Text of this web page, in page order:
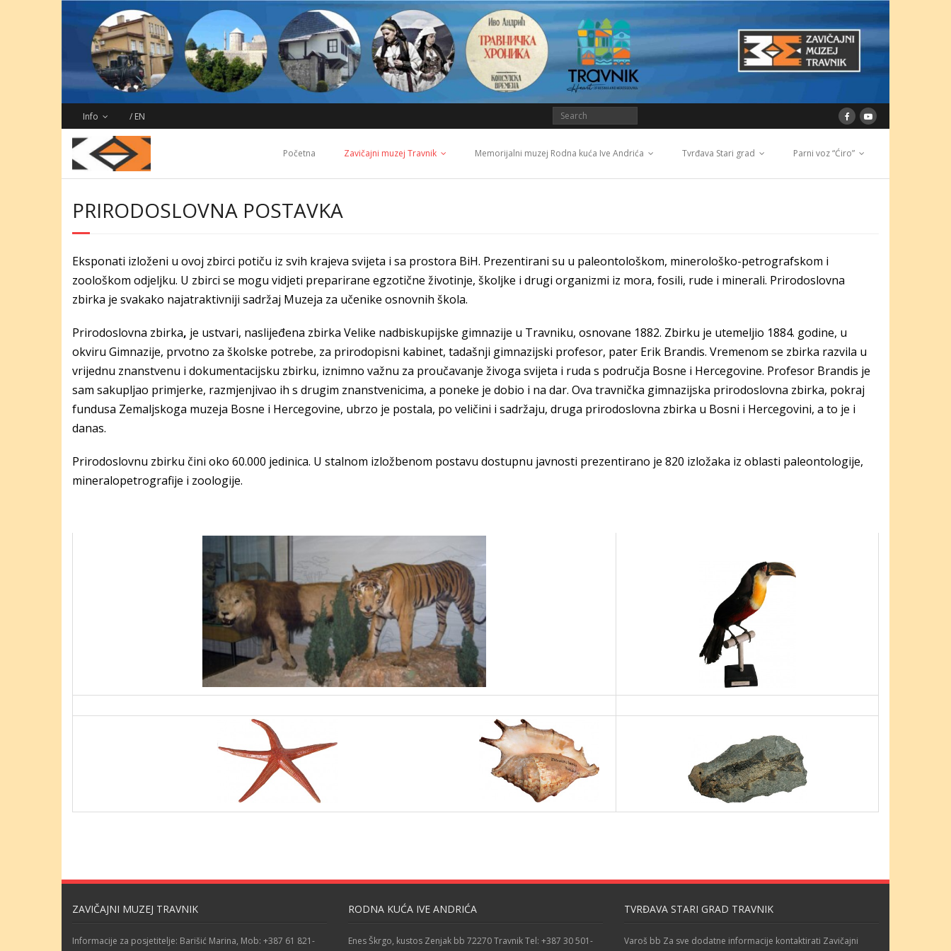
Info / EN
Početna Zavičajni muzej Travnik Memorijalni muzej Rodna kuća Ive Andrića Tvrđava Stari grad Parni voz “Ćiro”
PRIRODOSLOVNA POSTAVKA
Eksponati izloženi u ovoj zbirci potiču iz svih krajeva svijeta i sa prostora BiH. Prezentirani su u paleontološkom, minerološko-petrografskom i
zoološkom odjeljku. U zbirci se mogu vidjeti preparirane egzotične životinje, školjke i drugi organizmi iz mora, fosili, rude i minerali. Prirodoslovna
zbirka je svakako najatraktivniji sadržaj Muzeja za učenike osnovnih škola.
Prirodoslovna zbirka, je ustvari, naslijeđena zbirka Velike nadbiskupijske gimnazije u Travniku, osnovane 1882. Zbirku je utemeljio 1884. godine, u
okviru Gimnazije, prvotno za školske potrebe, za prirodopisni kabinet, tadašnji gimnazijski profesor, pater Erik Brandis. Vremenom se zbirka razvila u
vrijednu znanstvenu i dokumentacijsku zbirku, iznimno važnu za proučavanje živoga svijeta i ruda s područja Bosne i Hercegovine. Profesor Brandis je
sam sakupljao primjerke, razmjenjivao ih s drugim znanstvenicima, a poneke je dobio i na dar. Ova travnička gimnazijska prirodoslovna zbirka, pokraj
fundusa Zemaljskoga muzeja Bosne i Hercegovine, ubrzo je postala, po veličini i sadržaju, druga prirodoslovna zbirka u Bosni i Hercegovini, a to je i
danas.
Prirodoslovnu zbirku čini oko 60.000 jedinica. U stalnom izložbenom postavu dostupnu javnosti prezentirano je 820 izložaka iz oblasti paleontologije,
mineralopetrografije i zoologije.
ZAVIČAJNI MUZEJ TRAVNIK
Informacije za posjetitelje: Barišić Marina, Mob: +387 61 821-
RODNA KUĆA IVE ANDRIĆA
Enes Škrgo, kustos Zenjak bb 72270 Travnik Tel: +387 30 501-
TVRĐAVA STARI GRAD TRAVNIK
Varoš bb Za sve dodatne informacije kontaktirati Zavičajni